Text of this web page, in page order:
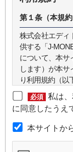
第１条（本規約
株式会社エディ
供する「J-
について、本サ
します）が本
り利用規約（以
第２条（本規
本規約は本サイ
のです。
必須 私は
に同意したうえ
本サイトか